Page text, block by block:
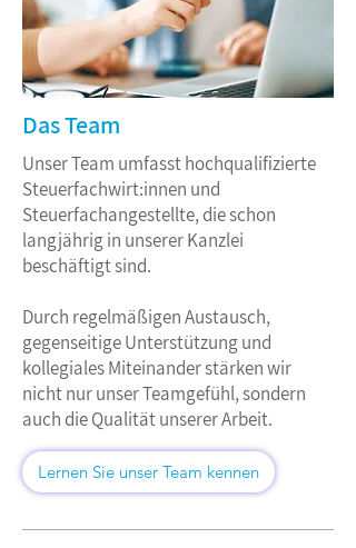
Das Team
Unser Team umfasst hochqualifizierte
Steuerfachwirt:innen und
Steuerfachangestellte, die schon
langjährig in unserer Kanzlei
beschäftigt sind.
Durch regelmäßigen Austausch,
gegenseitige Unterstützung und
kollegiales Miteinander stärken wir
nicht nur unser Teamgefühl, sondern
auch die Qualität unserer Arbeit.
Lernen Sie unser Team kennen